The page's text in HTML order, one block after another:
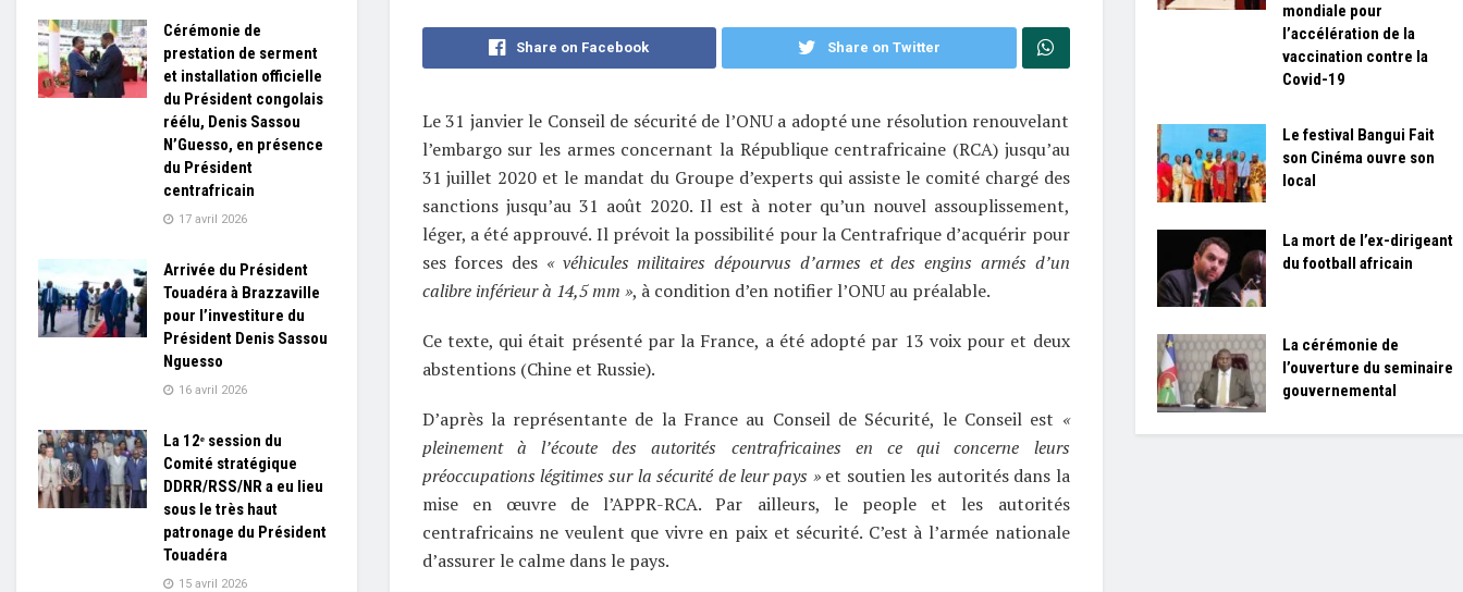
Share on Facebook Share on Twitter
Le 31 janvier le Conseil de sécurité de l’ONU a adopté une résolution renouvelant
l’embargo sur les armes concernant la République centrafricaine (RCA) jusqu’au
31 juillet 2020 et le mandat du Groupe d’experts qui assiste le comité chargé des
sanctions jusqu’au 31 août 2020. Il est à noter qu’un nouvel assouplissement,
léger, a été approuvé. Il prévoit la possibilité pour la Centrafrique d’acquérir pour
ses forces des « véhicules militaires dépourvus d’armes et des engins armés d’un
calibre inférieur à 14,5 mm », à condition d’en notifier l’ONU au préalable.
Ce texte, qui était présenté par la France, a été adopté par 13 voix pour et deux
abstentions (Chine et Russie).
D’après la représentante de la France au Conseil de Sécurité, le Conseil est «
pleinement à l’écoute des autorités centrafricaines en ce qui concerne leurs
préoccupations légitimes sur la sécurité de leur pays »et soutien les autorités dans la
mise en œuvre de l’APPR-RCA. Par ailleurs, le people et les autorités
centrafricains ne veulent que vivre en paix et sécurité. C’est à l’armée nationale
d’assurer le calme dans le pays.
Cérémonie de
prestation de serment
et installation officielle
du Président congolais
réélu, Denis Sassou
N’Guesso, en présence
du Président
centrafricain
17 avril 2026
Arrivée du Président
Touadéra à Brazzaville
pour l’investiture du
Président Denis Sassou
Nguesso
16 avril 2026
La 12ᵉ session du
Comité stratégique
DDRR/RSS/NR a eu lieu
sous le très haut
patronage du Président
Touadéra
15 avril 2026
mondiale pour
l’accélération de la
vaccination contre la
Covid-19
Le festival Bangui Fait
son Cinéma ouvre son
local
La mort de l’ex-dirigeant
du football africain
La cérémonie de
l’ouverture du seminaire
gouvernemental